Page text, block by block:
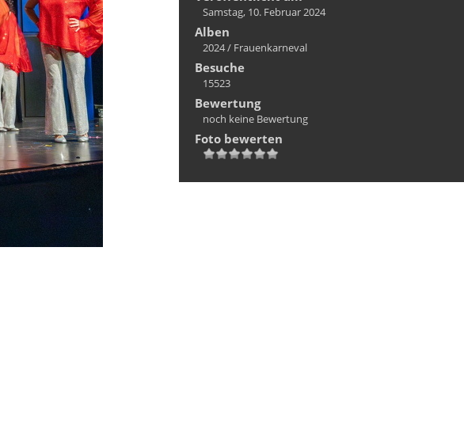
Samstag, 10. Februar 2024
Alben
2024/ Frauenkarneval
Besuche
15523
Bewertung
noch keine Bewertung
Foto bewerten